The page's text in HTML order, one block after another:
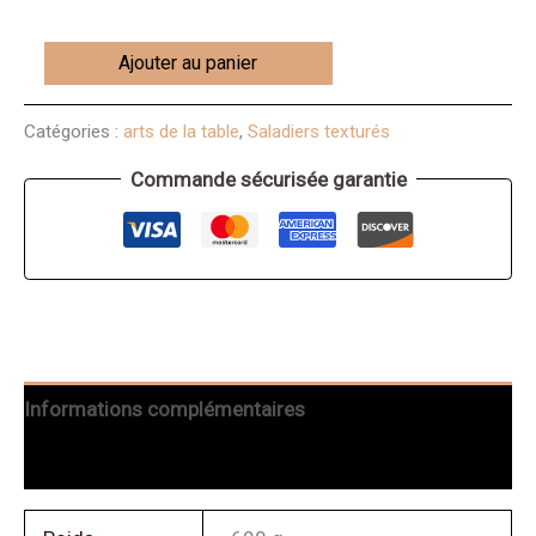
Ajouter au panier
Catégories : arts de la table, Saladiers texturés
Commande sécurisée garantie
Informations complémentaires